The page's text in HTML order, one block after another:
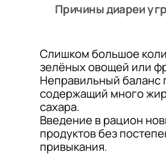
Причины диареи у
Слишком большое
зелёных овощей или
Неправильный баланс
содержащий много
сахара.
Введение в рацион
продуктов без
привыкания.